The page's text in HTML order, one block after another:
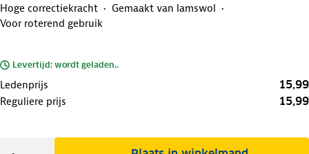
Hoge correctiekracht
Gemaakt van lamswol
Voor roterend gebruik
Levertijd: wordt geladen..
Ledenprijs 15,99
Reguliere prijs 15,99